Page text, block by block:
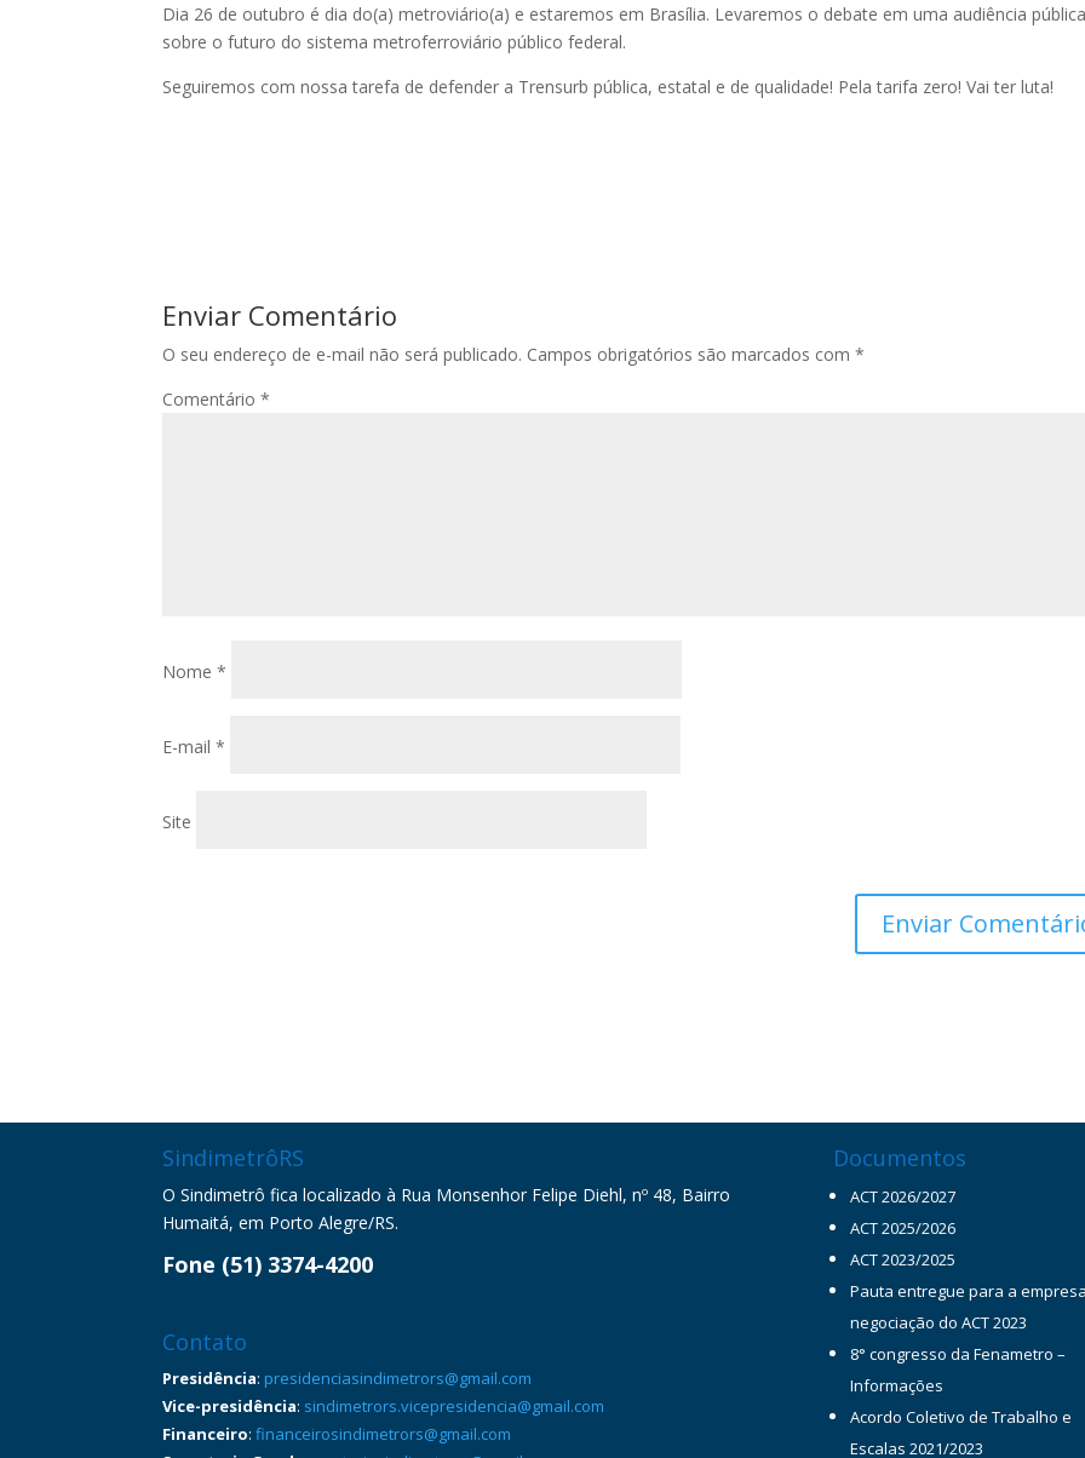
Dia 26 de outubro é dia do(a) metroviário(a) e estaremos em Brasília. Levaremos o debate em uma audiência pública
sobre o futuro do sistema metroferroviário público federal.
Seguiremos com nossa tarefa de defender a Trensurb pública, estatal e de qualidade! Pela tarifa zero! Vai ter luta!
Enviar Comentário
O seu endereço de e-mail não será publicado. Campos obrigatórios são marcados com*
Comentário*
Nome*
E-mail*
Site
SindimetrôRS
O Sindimetrô fica localizado à Rua Monsenhor Felipe Diehl, nº 48, Bairro
Humaitá, em Porto Alegre/RS.
Fone (51) 3374-4200
Contato
Presidência: presidenciasindimetrors@gmail.com
Vice-presidência: sindimetrors.vicepresidencia@gmail.com
Financeiro:financeirosindimetrors@gmail.com
Documentos
ACT 2026/2027
ACT 2025/2026
ACT 2023/2025
Pauta entregue para a
negociação do ACT 2023
8° congresso da Fenametro –
Informações
Acordo Coletivo de Trabalho e
Escalas 2021/2023